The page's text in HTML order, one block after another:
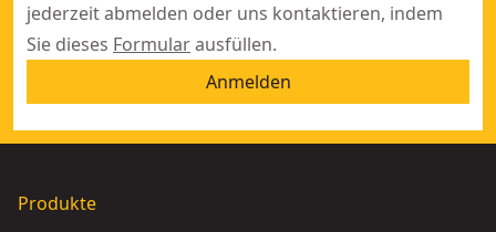
jederzeit abmelden oder uns kontaktieren, indem
Sie dieses Formularausfüllen.
Anmelden
Produkte